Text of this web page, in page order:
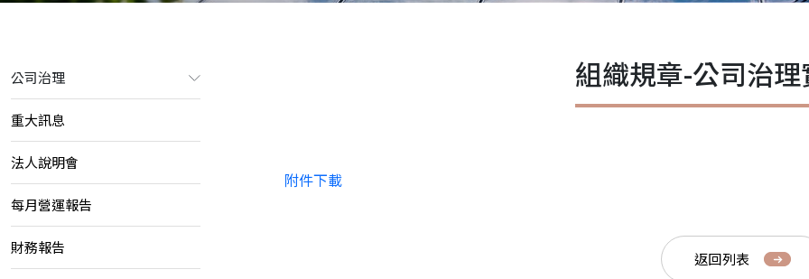
公司治理
重大訊息
法人說明會
每月營運報告
財務報告
組織規章-公司治
附件下載
返回列表